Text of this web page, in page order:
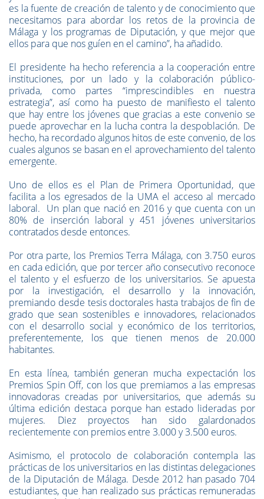
es la fuente de creación de talento y de conocimiento que
necesitamos para abordar los retos de la provincia de
Málaga y los programas de Diputación, y que mejor que
ellos para que nos guíen en el camino”, ha añadido.
El presidente ha hecho referencia a la cooperación entre
instituciones, por un lado y la colaboración público-
privada, como partes “imprescindibles en nuestra
estrategia”, así como ha puesto de manifiesto el talento
que hay entre los jóvenes que gracias a este convenio se
puede aprovechar en la lucha contra la despoblación. De
hecho, ha recordado algunos hitos de este convenio, de los
cuales algunos se basan en el aprovechamiento del talento
emergente.
Uno de ellos es el Plan de Primera Oportunidad, que
facilita a los egresados de la UMA el acceso al mercado
laboral. Un plan que nació en 2016 y que cuenta con un
80% de inserción laboral y 451 jóvenes universitarios
contratados desde entonces.
Por otra parte, los Premios Terra Málaga, con 3.750 euros
en cada edición, que por tercer año consecutivo reconoce
el talento y el esfuerzo de los universitarios. Se apuesta
por la investigación, el desarrollo y la innovación,
premiando desde tesis doctorales hasta trabajos de fin de
grado que sean sostenibles e innovadores, relacionados
con el desarrollo social y económico de los territorios,
preferentemente, los que tienen menos de 20.000
habitantes.
En esta línea, también generan mucha expectación los
Premios Spin Off, con los que premiamos a las empresas
innovadoras creadas por universitarios, que además su
última edición destaca porque han estado lideradas por
mujeres. Diez proyectos han sido galardonados
recientemente con premios entre 3.000 y 3.500 euros.
Asimismo, el protocolo de colaboración contempla las
prácticas de los universitarios en las distintas delegaciones
de la Diputación de Málaga. Desde 2012 han pasado 704
estudiantes, que han realizado sus prácticas remuneradas